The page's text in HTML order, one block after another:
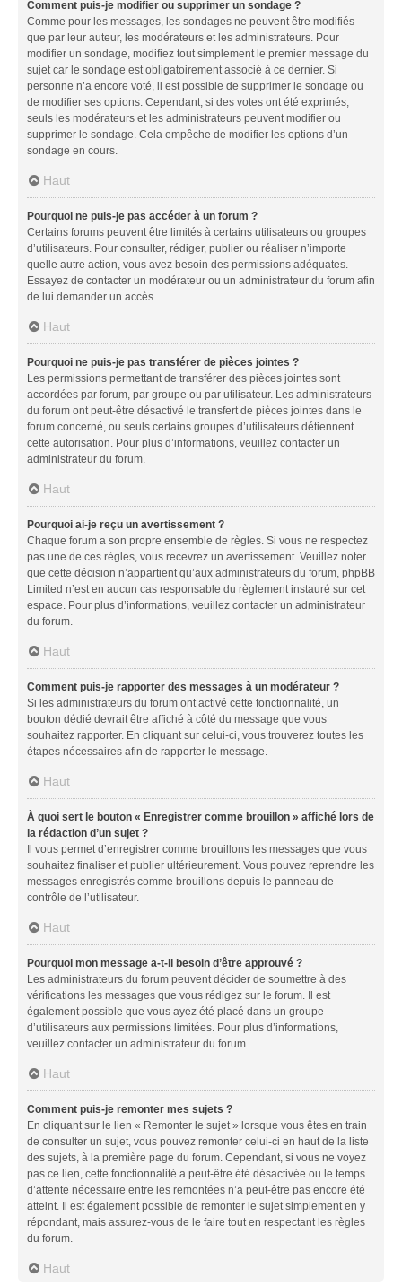
Comment puis-je modifier ou supprimer un sondage ?
Comme pour les messages, les sondages ne peuvent être modifiés
que par leur auteur, les modérateurs et les administrateurs. Pour
modifier un sondage, modifiez tout simplement le premier message du
sujet car le sondage est obligatoirement associé à ce dernier. Si
personne n’a encore voté, il est possible de supprimer le sondage ou
de modifier ses options. Cependant, si des votes ont été exprimés,
seuls les modérateurs et les administrateurs peuvent modifier ou
supprimer le sondage. Cela empêche de modifier les options d’un
sondage en cours.
Haut
Pourquoi ne puis-je pas accéder à un forum ?
Certains forums peuvent être limités à certains utilisateurs ou groupes
d’utilisateurs. Pour consulter, rédiger, publier ou réaliser n’importe
quelle autre action, vous avez besoin des permissions adéquates.
Essayez de contacter un modérateur ou un administrateur du forum afin
de lui demander un accès.
Haut
Pourquoi ne puis-je pas transférer de pièces jointes ?
Les permissions permettant de transférer des pièces jointes sont
accordées par forum, par groupe ou par utilisateur. Les administrateurs
du forum ont peut-être désactivé le transfert de pièces jointes dans le
forum concerné, ou seuls certains groupes d’utilisateurs détiennent
cette autorisation. Pour plus d’informations, veuillez contacter un
administrateur du forum.
Haut
Pourquoi ai-je reçu un avertissement ?
Chaque forum a son propre ensemble de règles. Si vous ne respectez
pas une de ces règles, vous recevrez un avertissement. Veuillez noter
que cette décision n’appartient qu’aux administrateurs du forum, phpBB
Limited n’est en aucun cas responsable du règlement instauré sur cet
espace. Pour plus d’informations, veuillez contacter un administrateur
du forum.
Haut
Comment puis-je rapporter des messages à un modérateur ?
Si les administrateurs du forum ont activé cette fonctionnalité, un
bouton dédié devrait être affiché à côté du message que vous
souhaitez rapporter. En cliquant sur celui-ci, vous trouverez toutes les
étapes nécessaires afin de rapporter le message.
Haut
À quoi sert le bouton « Enregistrer comme brouillon » affiché lors de
la rédaction d’un sujet ?
Il vous permet d’enregistrer comme brouillons les messages que vous
souhaitez finaliser et publier ultérieurement. Vous pouvez reprendre les
messages enregistrés comme brouillons depuis le panneau de
contrôle de l’utilisateur.
Haut
Pourquoi mon message a-t-il besoin d’être approuvé ?
Les administrateurs du forum peuvent décider de soumettre à des
vérifications les messages que vous rédigez sur le forum. Il est
également possible que vous ayez été placé dans un groupe
d’utilisateurs aux permissions limitées. Pour plus d’informations,
veuillez contacter un administrateur du forum.
Haut
Comment puis-je remonter mes sujets ?
En cliquant sur le lien « Remonter le sujet » lorsque vous êtes en train
de consulter un sujet, vous pouvez remonter celui-ci en haut de la liste
des sujets, à la première page du forum. Cependant, si vous ne voyez
pas ce lien, cette fonctionnalité a peut-être été désactivée ou le temps
d’attente nécessaire entre les remontées n’a peut-être pas encore été
atteint. Il est également possible de remonter le sujet simplement en y
répondant, mais assurez-vous de le faire tout en respectant les règles
du forum.
Haut